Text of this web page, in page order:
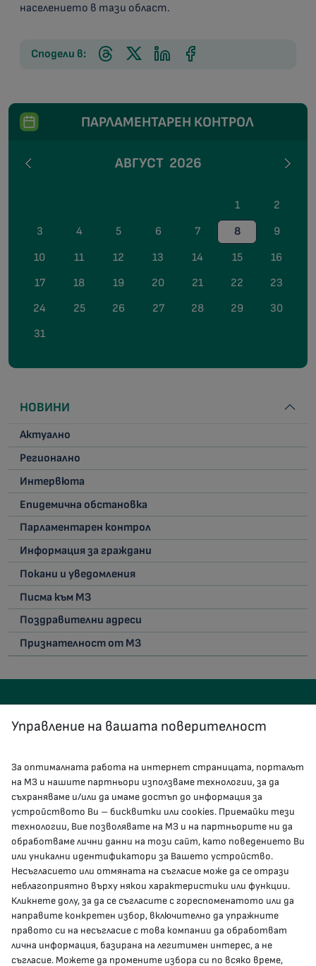
населението в тази област.
Сподели в:
ПАРЛАМЕНТАРЕН КОНТРОЛ
АВГУСТ 2026
1
2
3
4 5 6 7 8
9
10
11 12 13 14 15
16
17
18 19 20 21 22
23
24
25 26 27 28 29
30
31
НОВИНИ
Актуално
Регионално
Интервюта
Епидемична обстановка
Парламентарен контрол
Информация за граждани
Покани и уведомления
Писма към МЗ
Поздравителни адреси
Признателност от МЗ
КОНТАКТИ
гр.София, 1000, пл. „Света Неделя“ №5
delovodstvo@mh.government.bg
presscenter@mh.government.bg
МЗ В СОЦИАЛНИТЕ МРЕЖИ
Facebook страница
Управление на вашата поверителност
За оптималната работа на интернет страницата, порталът
на МЗ и нашите партньори използваме технологии, за да
съхраняваме и/или да имаме достъп до информация за
устройството Ви – бисквитки или cookies. Приемайки тези
технологии, Вие позволявате на МЗ и на партньорите ни да
обработваме лични данни на този сайт, като поведението Ви
или уникални идентификатори за Вашето устройство.
Несъгласието или отмяната на съгласие може да се отрази
неблагоприятно върху някои характеристики или функции.
Кликнете долу, за да се съгласите с гореспоменатото или да
направите конкретен избор, включително да упражните
правото си на несъгласие с това компании да обработват
лична информация, базирана на легитимен интерес, а не
съгласие. Можете да промените избора си по всяко време,